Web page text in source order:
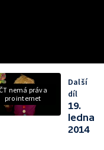
ČT nemá práva
pro internet
Další
díl
19.
ledna
2014